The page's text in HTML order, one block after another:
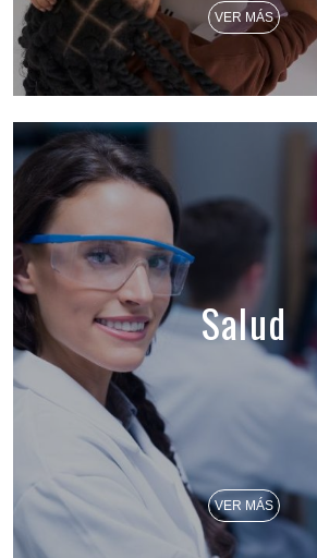
VER MÁS
Salud
VER MÁS